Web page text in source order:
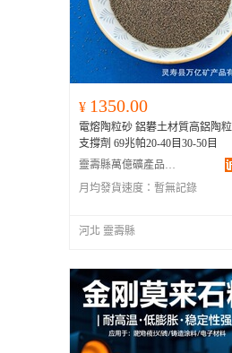
¥ 1350.00
電熔陶粒砂 鋁礬土材質高鋁陶
支撐劑 69兆帕20-40目30-50目
靈壽縣萬億礦產品有限公司
月均發貨速度： 暫無記錄
河北 靈壽縣